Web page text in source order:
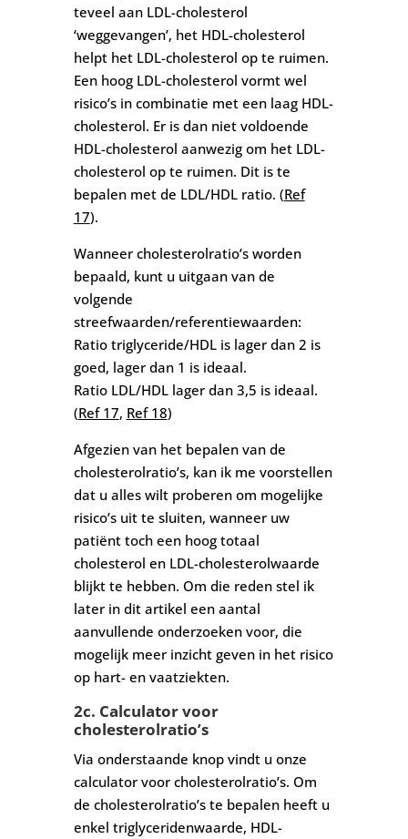
teveel aan LDL-cholesterol
‘weggevangen’, het HDL-cholesterol
helpt het LDL-cholesterol op te ruimen.
Een hoog LDL-cholesterol vormt wel
risico’s in combinatie met een laag HDL-
cholesterol. Er is dan niet voldoende
HDL-cholesterol aanwezig om het LDL-
cholesterol op te ruimen. Dit is te
bepalen met de LDL/HDL ratio. (Ref
17).
Wanneer cholesterolratio’s worden
bepaald, kunt u uitgaan van de
volgende
streefwaarden/referentiewaarden:
Ratio triglyceride/HDL is lager dan 2 is
goed, lager dan 1 is ideaal.
Ratio LDL/HDL lager dan 3,5 is ideaal.
(Ref 17, Ref 18)
Afgezien van het bepalen van de
cholesterolratio’s, kan ik me voorstellen
dat u alles wilt proberen om mogelijke
risico’s uit te sluiten, wanneer uw
patiënt toch een hoog totaal
cholesterol en LDL-cholesterolwaarde
blijkt te hebben. Om die reden stel ik
later in dit artikel een aantal
aanvullende onderzoeken voor, die
mogelijk meer inzicht geven in het risico
op hart- en vaatziekten.
2c. Calculator voor
cholesterolratio’s
Via onderstaande knop vindt u onze
calculator voor cholesterolratio’s. Om
de cholesterolratio’s te bepalen heeft u
enkel triglyceridenwaarde, HDL-